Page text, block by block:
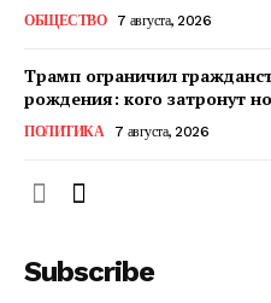
ОБЩЕСТВО 7 августа, 2026
Трамп ограничил
рождения: кого затронут
ПОЛИТИКА 7 августа, 2026
Subscribe